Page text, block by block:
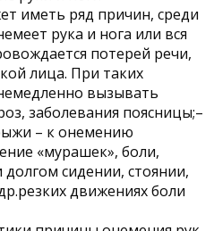
иметь ряд причин, среди
рука и нога или вся
потерей речи,
лица. При таких
вызывать
заболевания поясницы;–
– к онемению
«мурашек», боли,
долгом сидении, стоянии,
движениях боли